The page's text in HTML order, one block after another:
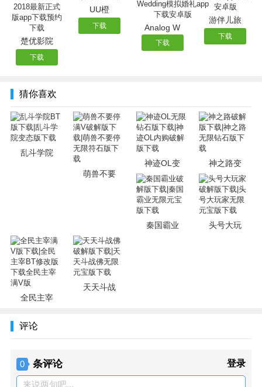
5、大侠成长基金：投入20000钻石，收获200000钻石，十倍
返还！保送65级！
6、普通副本材料、装备双倍掉落；
7、魂石副本英雄魂石、材料、装备双倍掉落；
楚优影院
下载
UU橙
下载 Analog W
下载
游伴儿旅
下载
猜你喜欢
乱斗学院
萌兽不要
神迹OL变 神之路变
秦国霸业 头号大玩
全民主宰
天天斗战
评论
0 条评论 登录
来说两句吧...